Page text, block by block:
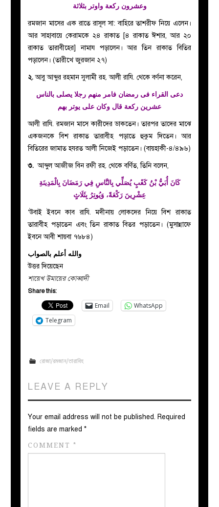
وعشرون ركعة واوتر بثلاثة
রমজান মাসের এক রাতে রাসূল সা: বাহিরে তাশরীফ নিয়ে এলেন।
আর সাহাবায়ে কেরামকে ২৪ রাকাত [৪ রাকাত ঈশার, আর ২০
রাকাত তারাবীহের] নামায পড়ালেন। আর তিন রাকাত বিতির
পড়ালেন। (তারীখে জুরজান ২৭)
২.আবু আব্দুর রহমান সুলামী রহ. আলী রাযি. থেকে বর্ণনা করেন,
دعى القراء فى رمضان فامر منهم رجلا يصلى بالناس
عشرين ركعة قال وكان على يوتر بهم
আলী রাযি. রমজান মাসে কারীদের ডাকতেন। তারপর তাদের মাঝে
একজনকে বিশ রাকাত তারাবীহ পড়াতে হুকুম দিতেন। আর
বিতিরের জামাত হযরত আলী নিজেই পড়াতেন। (বায়হাকী-৪/৪৯৬)
৩. আব্দুল আজীজ বিন রফী রহ. থেকে বর্ণিত, তিনি বলেন,
كَانَ ‌أُبَيُّ ‌بْنُ ‌كَعْبٍ ‌يُصَلِّي ‌بِالنَّاسِ ‌فِي ‌رَمَضَانَ ‌بِالْمَدِينَةِ
عِشْرِينَ رَكْعَةً، وَيُوتِرُ بِثَلَاثٍ
‘উবাই ইবনে কাব রাযি. মদীনায় লোকদের নিয়ে বিশ রাকাত
তারাবীহ পড়াতেন এবং তিন রাকাত বিতর পড়াতেন। (মুসান্নাফে
ইবনে আবী শায়বা ৭৬৮৪)
والله أعلم بالصواب
উত্তর দিয়েছেন
শায়েখ উমায়ের কোব্বাদী
Share this:
Email
WhatsApp
Telegram
রোজা/রমজান/তারাবিহ
LEAVE A REPLY
Your email address will not be published. Required
fields are marked*
COMMENT*